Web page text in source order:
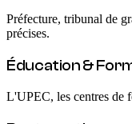
Préfecture, tribunal de
précises.
Éducation &
L'UPEC, les centres de